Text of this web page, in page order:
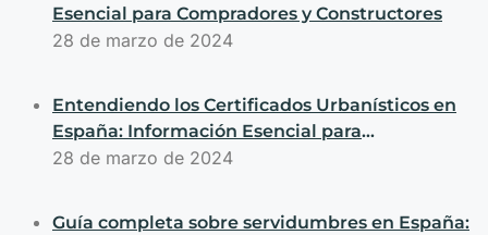
Esencial para Compradores y Constructores
28 de marzo de 2024
Entendiendo los Certificados Urbanísticos en
España: Información Esencial para
Transacciones de Propiedades
28 de marzo de 2024
Guía completa sobre servidumbres en España: